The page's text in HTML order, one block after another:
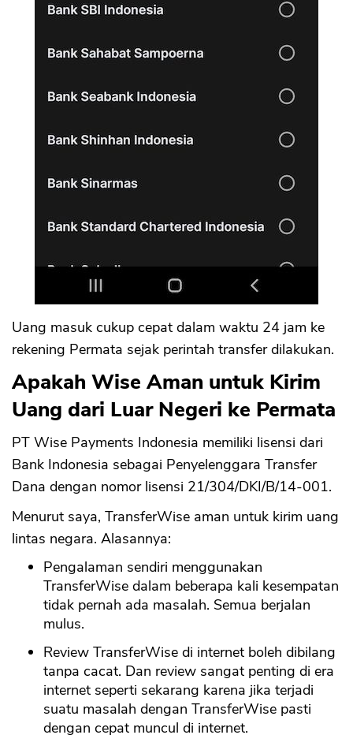
Uang masuk cukup cepat dalam waktu 24 jam ke
rekening Permata sejak perintah transfer dilakukan.
Apakah Wise Aman untuk Kirim
Uang dari Luar Negeri ke Permata
PT Wise Payments Indonesia memiliki lisensi dari
Bank Indonesia sebagai Penyelenggara Transfer
Dana dengan nomor lisensi 21/304/DKI/B/14-001.
Menurut saya, TransferWise aman untuk kirim uang
lintas negara. Alasannya:
Pengalaman sendiri menggunakan
TransferWise dalam beberapa kali kesempatan
tidak pernah ada masalah. Semua berjalan
mulus.
Review TransferWise di internet boleh dibilang
tanpa cacat. Dan review sangat penting di era
internet seperti sekarang karena jika terjadi
suatu masalah dengan TransferWise pasti
dengan cepat muncul di internet.